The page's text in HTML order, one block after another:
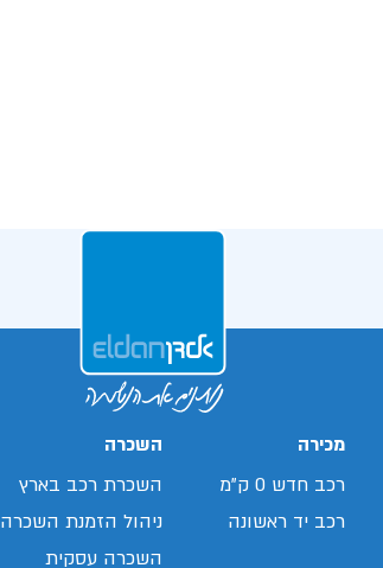
מכירה
רכב חדש 0 ק"מ
רכב יד ראשונה
השכרה
השכרת רכב בארץ
ניהול הזמנת השכרה
השכרה עסקית